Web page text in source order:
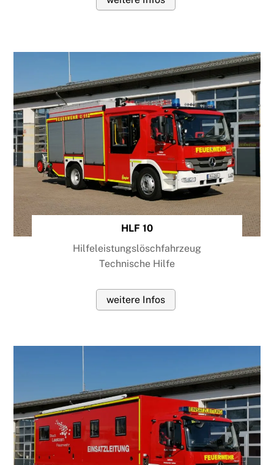
HLF 10
Hilfeleistungslöschfahrzeug
Technische Hilfe
weitere Infos